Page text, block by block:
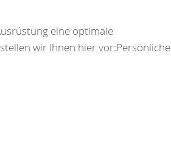
eine optimale
wir Ihnen hier vor:Persönliche